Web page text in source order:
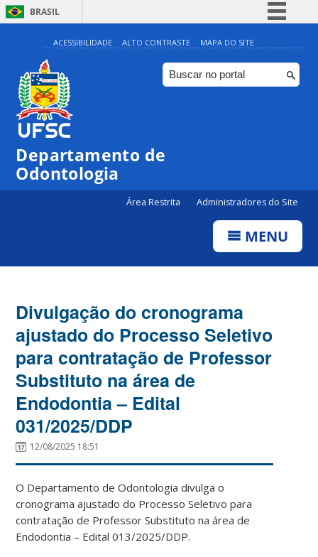
BRASIL
Simplifique!
Comunica BR
Participe
ACESSIBILIDADE ALTO CONTRASTE MAPA DO SITE
Departamento de
Odontologia
Área Restrita Administradores do Site
MENU
Divulgação do cronograma
ajustado do Processo Seletivo
para contratação de Professor
Substituto na área de
Endodontia – Edital
031/2025/DDP
12/08/2025 18:51
O Departamento de Odontologia divulga o
cronograma ajustado do Processo Seletivo para
contratação de Professor Substituto na área de
Endodontia – Edital 013/2025/DDP.